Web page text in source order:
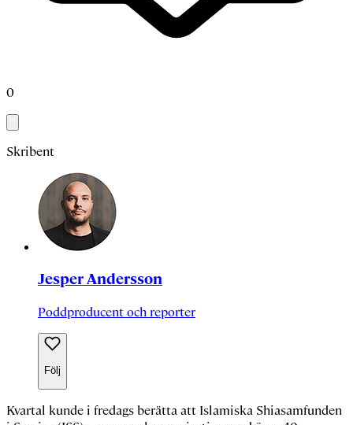
0
Skribent
Jesper Andersson
Poddproducent och reporter
Följ
Kvartal kunde i fredags berätta att Islamiska Shiasamfunden